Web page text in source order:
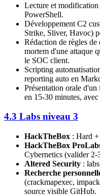
Lecture et
PowerShell.
Développement C2
Strike, Sliver, Havoc)
Rédaction de règles
mortem d'une attaque
le SOC client.
Scripting
reporting auto en
Présentation orale
en 15-30 minutes,
4.3 Labs niveau 3
HackTheBox : Hard
HackTheBox
Cybernetics (valider 2-
Altered Security :
Recherche
(crackmapexec,
source visible GitHub.